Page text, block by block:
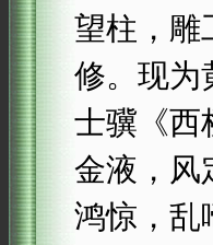
望柱，雕
修。现为
士骥《西
金液，风
鸿惊，乱